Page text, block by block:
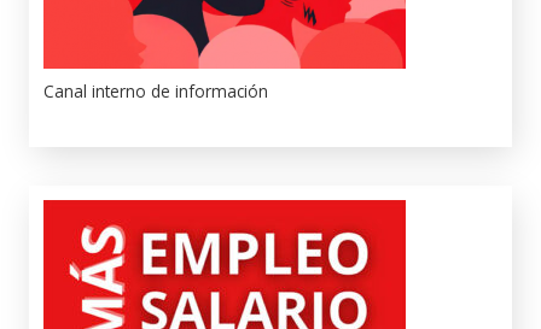
Canal interno de información